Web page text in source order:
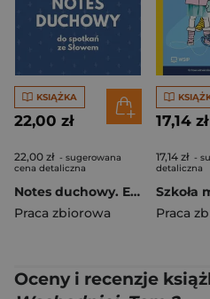
KSIĄŻKA
22,00 zł
22,00 zł - sugerowana
cena detaliczna
Notes duchowy. Ewangelia wg. Marka
Praca zbiorowa
17,14 zł
17,14 zł -
detaliczna
Praca
Oceny i recenzje